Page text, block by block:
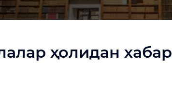
ҳолидан хабар